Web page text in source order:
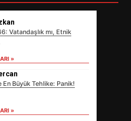
Vatandaşlık mı, Etnik
»
En Büyük Tehlike: Panik!
»